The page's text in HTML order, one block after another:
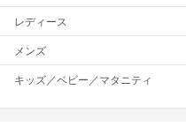
レディース
メンズ
キッズ／ベビー／マタニティ